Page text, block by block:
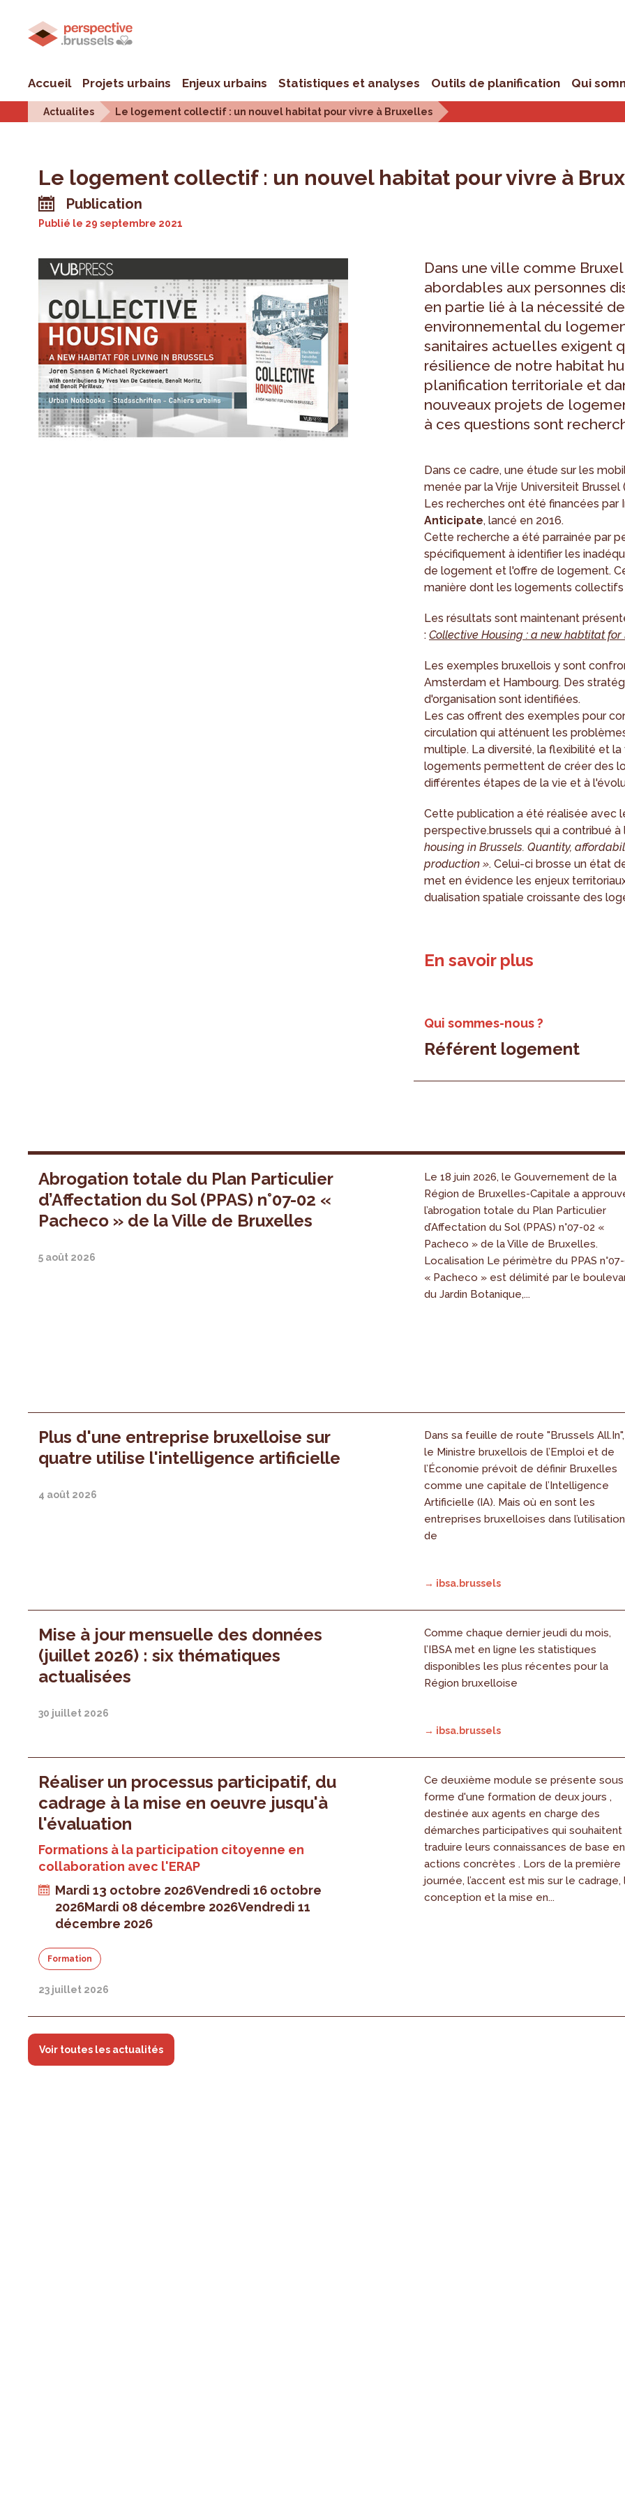
Accueil Projets urbains Enjeux urbains Statistiques et analyses Outils de planification Qui
Actualites Le logement collectif : un nouvel habitat pour vivre à Bruxelles
Le logement collectif : un nouvel habitat pour vivre à
Publication
Publié le 29 septembre 2021
Dans une ville comme
abordables aux personnes
en partie lié à la nécessité
environnemental du
sanitaires actuelles exigent
résilience de notre habitat
planification territoriale et
nouveaux projets de
à ces questions sont
Dans ce cadre, une étude sur les
menée par la Vrije Universiteit
Les recherches ont été financées par
Anticipate, lancé en 2016.
Cette recherche a été parrainée par
spécifiquement à identifier les
de logement et l'offre de logement.
manière dont les logements
Les résultats sont maintenant
:Collective Housing : a new habtitat
Les exemples bruxellois y sont
Amsterdam et Hambourg. Des
d'organisation sont identifiées.
Les cas offrent des exemples pour
circulation qui atténuent les
multiple. La diversité, la flexibilité et
logements permettent de créer des
différentes étapes de la vie et à
Cette publication a été réalisée avec
perspective.brussels qui a contribué
housing in Brussels. Quantity,
production ». Celui-ci brosse un état
met en évidence les enjeux
dualisation spatiale croissante des
En savoir plus
Qui sommes-nous ?
Référent logement
Abrogation totale du Plan Particulier
d’Affectation du Sol (PPAS) n°07-02 «
Pacheco » de la Ville de Bruxelles
5 août 2026
Le 18 juin 2026, le Gouvernement de la
Région de Bruxelles-Capitale a
l’abrogation totale du Plan Particulier
d’Affectation du Sol (PPAS) n°07-02 «
Pacheco » de la Ville de Bruxelles.
Localisation Le périmètre du PPAS
« Pacheco » est délimité par le
du Jardin Botanique,...
Plus d'une entreprise bruxelloise sur
quatre utilise l'intelligence artificielle
4 août 2026
Dans sa feuille de route "Brussels All.In",
le Ministre bruxellois de l’Emploi et de
l’Économie prévoit de définir Bruxelles
comme une capitale de l’Intelligence
Artificielle (IA). Mais où en sont les
entreprises bruxelloises dans l’utilisation
de
→ ibsa.brussels
Mise à jour mensuelle des données
(juillet 2026) : six thématiques
actualisées
30 juillet 2026
Comme chaque dernier jeudi du mois,
l’IBSA met en ligne les statistiques
disponibles les plus récentes pour la
Région bruxelloise
→ ibsa.brussels
Réaliser un processus participatif, du
cadrage à la mise en oeuvre jusqu'à
l'évaluation
Formations à la participation citoyenne en
collaboration avec l'ERAP
Mardi 13 octobre 2026Vendredi 16 octobre
2026Mardi 08 décembre 2026Vendredi 11
décembre 2026
Formation
23 juillet 2026
Ce deuxième module se présente sous
forme d'une formation de deux jours ,
destinée aux agents en charge des
démarches participatives qui souhaitent
traduire leurs connaissances de base en
actions concrètes . Lors de la première
journée, l’accent est mis sur le cadrage,
conception et la mise en...
Voir toutes les actualités